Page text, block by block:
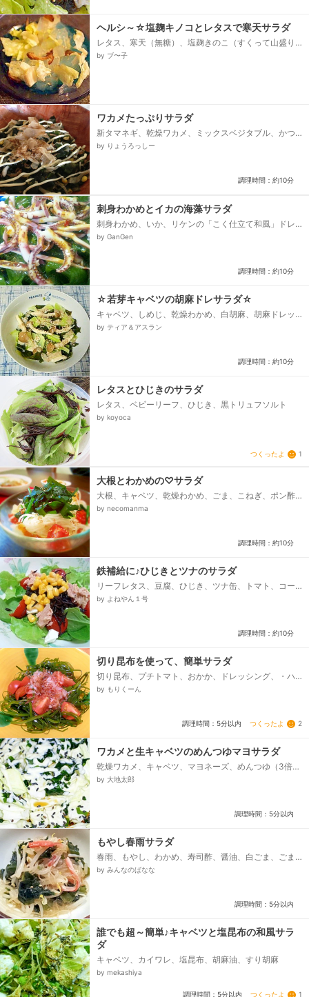
ヘルシ～☆塩麹キノコとレタスで寒天サラダ
レタス、寒天（無糖）、塩麹きのこ（すくって山盛り
気味）、チューブからし
by ブ〜子
ワカメたっぷりサラダ
新タマネギ、乾燥ワカメ、ミックスベジタブル、かつ
お節、クレージーソルト、和風ドレッシング、マヨネ
by りょうろっしー
調理時間：約10分
刺身わかめとイカの海藻サラダ
刺身わかめ、いか、リケンの「こく仕立て和風」ドレ
ッシング
by GanGen
調理時間：約10分
☆若芽キャベツの胡麻ドレサラダ☆
キャベツ、しめじ、乾燥わかめ、白胡麻、胡麻ドレッ
シング
by ティア＆アスラン
調理時間：約10分
レタスとひじきのサラダ
レタス、ベビーリーフ、ひじき、黒トリュフソルト
by koyoca
つくったよ 1
大根とわかめの♡サラダ
大根、キャベツ、乾燥わかめ、ごま、こねぎ、ポン酢
ジュレ、ミニトマト
by necomanma
調理時間：約10分
鉄補給に♪ひじきとツナのサラダ
リーフレタス、豆腐、ひじき、ツナ缶、トマト、コー
ン、胡麻ドレッシング
by よねやん１号
調理時間：約10分
切り昆布を使って、簡単サラダ
切り昆布、プチトマト、おかか、ドレッシング、・ハ
チミツ オリーブオイル しょう油 酢
by もりくーん
調理時間：5分以内 つくったよ 2
ワカメと生キャベツのめんつゆマヨサラダ
乾燥ワカメ、キャベツ、マヨネーズ、めんつゆ（3倍濃
縮）、黒ごま（お好みのごまで）
by 大地太郎
調理時間：5分以内
もやし春雨サラダ
春雨、もやし、わかめ、寿司酢、醤油、白ごま、ごま
油、からし
by みんなのばなな
調理時間：5分以内
誰でも超～簡単♪キャベツと塩昆布の和風サラ
ダ
キャベツ、カイワレ、塩昆布、胡麻油、すり胡麻
by mekashiya
調理時間：5分以内 つくったよ 1